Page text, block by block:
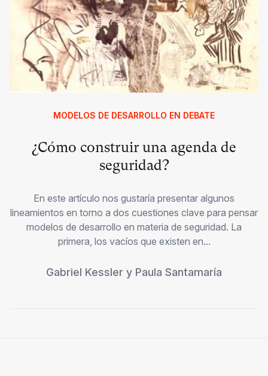
MODELOS DE DESARROLLO EN DEBATE
¿Cómo construir una agenda de
seguridad?
En este artículo nos gustaría presentar algunos
lineamientos en torno a dos cuestiones clave para pensar
modelos de desarrollo en materia de seguridad. La
primera, los vacíos que existen en...
Gabriel Kessler y Paula Santamaría